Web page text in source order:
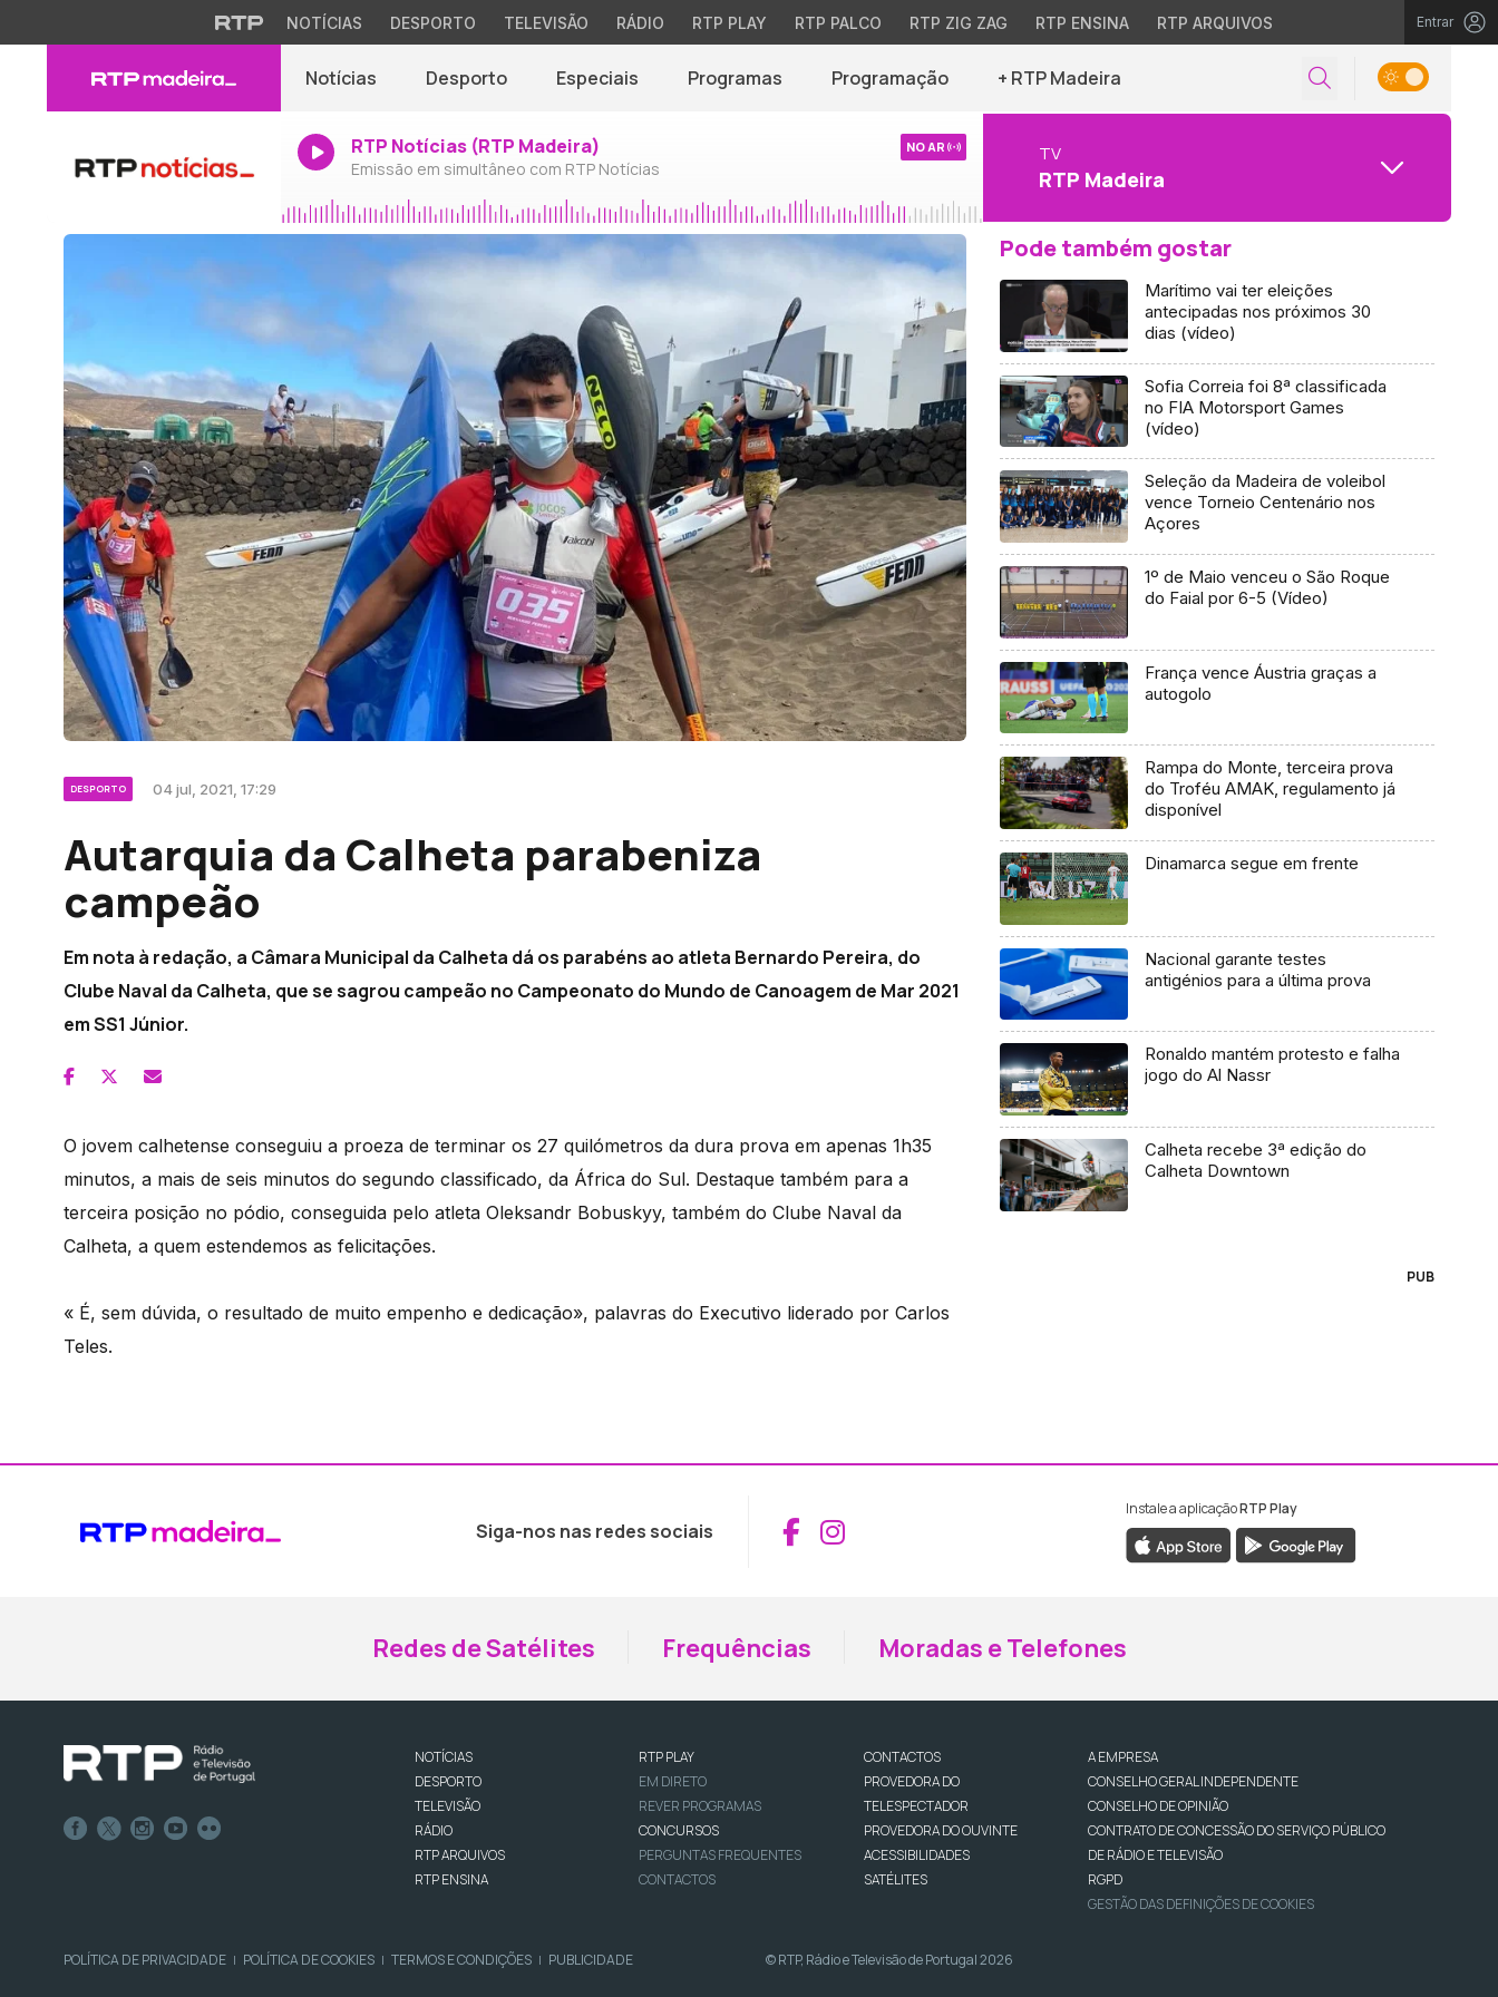
NOTÍCIAS DESPORTO TELEVISÃO RÁDIO RTP PLAY RTP PALCO RTP ZIG ZAG RTP ENSINA RTP ARQUIVOS Entrar
Notícias Desporto Especiais Programas Programação + RTP Madeira
RTP Notícias (RTP Madeira)
Emissão em simultâneo com RTP Notícias
NO AR TV
RTP Madeira
DESPORTO 04 jul, 2021, 17:29
Autarquia da Calheta parabeniza
campeão
Em nota à redação, a Câmara Municipal da Calheta dá os parabéns ao atleta Bernardo Pereira, do
Clube Naval da Calheta, que se sagrou campeão no Campeonato do Mundo de Canoagem de Mar 2021
em SS1 Júnior.
O jovem calhetense conseguiu a proeza de terminar os 27 quilómetros da dura prova em apenas 1h35
minutos, a mais de seis minutos do segundo classificado, da África do Sul. Destaque também para a
terceira posição no pódio, conseguida pelo atleta Oleksandr Bobuskyy, também do Clube Naval da
Calheta, a quem estendemos as felicitações.
« É, sem dúvida, o resultado de muito empenho e dedicação», palavras do Executivo liderado por Carlos
Teles.
Pode também gostar
Marítimo vai ter eleições
antecipadas nos próximos 30
dias (vídeo)
Sofia Correia foi 8ª classificada
no FIA Motorsport Games
(vídeo)
Seleção da Madeira de voleibol
vence Torneio Centenário nos
Açores
1º de Maio venceu o São Roque
do Faial por 6-5 (Vídeo)
França vence Áustria graças a
autogolo
Rampa do Monte, terceira prova
do Troféu AMAK, regulamento já
disponível
Dinamarca segue em frente
Nacional garante testes
antigénios para a última prova
Ronaldo mantém protesto e falha
jogo do Al Nassr
Calheta recebe 3ª edição do
Calheta Downtown
PUB
Siga-nos nas redes sociais Aceder ao Facebook da RTP Madeira
Aceder ao Instagram da RTP Madeira
Instale a aplicaçãoRTP Play
Redes de Satélites Frequências Moradas e Telefones
NOTÍCIAS
DESPORTO
TELEVISÃO
RÁDIO
RTP ARQUIVOS
RTP ENSINA
RTP PLAY
EM DIRETO
REVER PROGRAMAS
CONCURSOS
PERGUNTAS FREQUENTES
CONTACTOS
CONTACTOS
PROVEDORA DO
TELESPECTADOR
PROVEDORA DO OUVINTE
ACESSIBILIDADES
SATÉLITES
A EMPRESA
CONSELHO GERAL INDEPENDENTE
CONSELHO DE OPINIÃO
CONTRATO DE CONCESSÃO DO SERVIÇO PÚBLICO
DE RÁDIO E TELEVISÃO
RGPD
GESTÃO DAS DEFINIÇÕES DE COOKIES
POLÍTICA DE PRIVACIDADE | POLÍTICA DE COOKIES | TERMOS E CONDIÇÕES | PUBLICIDADE © RTP, Rádio e Televisão de Portugal 2026